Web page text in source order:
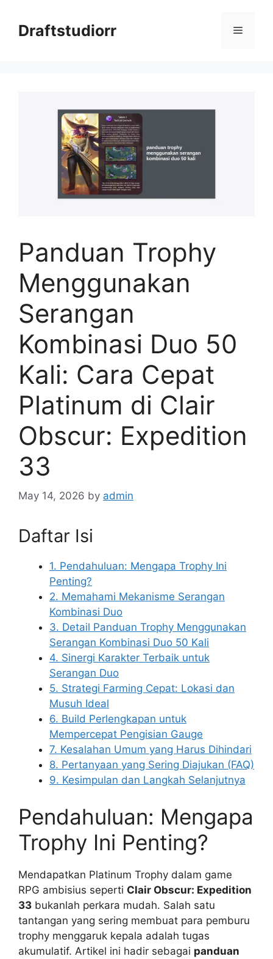
contentDraftstudiorr Menu
Panduan Trophy
Menggunakan
Serangan
Kombinasi Duo 50
Kali: Cara Cepat
Platinum di Clair
Obscur: Expedition
33
May 14, 2026 by admin
Daftar Isi
1. Pendahuluan: Mengapa Trophy Ini
Penting?
2. Memahami Mekanisme Serangan
Kombinasi Duo
3. Detail Panduan Trophy Menggunakan
Serangan Kombinasi Duo 50 Kali
4. Sinergi Karakter Terbaik untuk
Serangan Duo
5. Strategi Farming Cepat: Lokasi dan
Musuh Ideal
6. Build Perlengkapan untuk
Mempercepat Pengisian Gauge
7. Kesalahan Umum yang Harus Dihindari
8. Pertanyaan yang Sering Diajukan (FAQ)
9. Kesimpulan dan Langkah Selanjutnya
Pendahuluan: Mengapa
Trophy Ini Penting?
Mendapatkan Platinum Trophy dalam game
RPG ambisius seperti Clair Obscur: Expedition
33 bukanlah perkara mudah. Salah satu
tantangan yang sering membuat para pemburu
trophy menggaruk kepala adalah tugas
akumulatif. Artikel ini hadir sebagai panduan